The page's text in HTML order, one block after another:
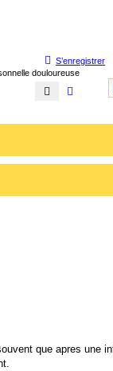
douloureuse
S’enregistrer
Rechercher
que apres une